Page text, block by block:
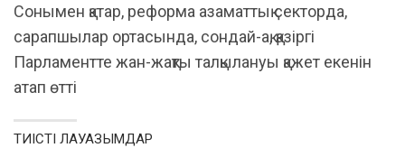
Сонымен қатар, реформа азаматтық секторда,
сарапшылар ортасында, сондай-ақ, қазіргі
Парламентте жан-жақты талқылануы қажет екенін
атап өтті
ТИІСТІ ЛАУАЗЫМДАР